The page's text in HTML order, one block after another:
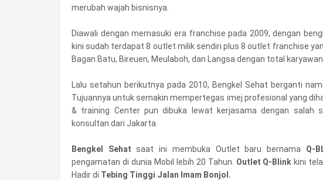
merubah wajah bisnisnya.
Diawali dengan memasuki era franchise pada 2009, dengan
kini sudah terdapat 8 outlet milik sendiri plus 8 outlet franchise
Bagan Batu, Bireuen, Meulaboh, dan Langsa dengan total
Lalu setahun berikutnya pada 2010, Bengkel Sehat berganti
Tujuannya untuk semakin mempertegas imej profesional yang
& training Center pun dibuka lewat kerjasama dengan salah
konsultan dari Jakarta.
Bengkel Sehat saat ini membuka Outlet baru bernama Q-
pengamatan di dunia Mobil lebih 20 Tahun. Outlet Q-Blink kini
Hadir di Tebing Tinggi Jalan Imam Bonjol.